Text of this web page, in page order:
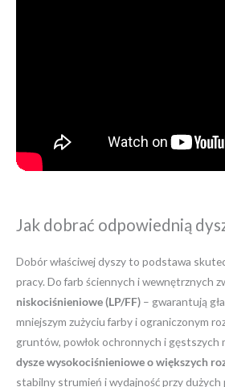
Jak dobrać odpowiednią
Dobór właściwej dyszy to podstawa
pracy. Do farb ściennych i wewnętrznych
niskociśnieniowe (LP/FF) – gwarantują
mniejszym zużyciu farby i ograniczonym
gruntów, powłok ochronnych i gęstszych
dysze wysokociśnieniowe o większych
stabilny strumień i wydajność przy dużych